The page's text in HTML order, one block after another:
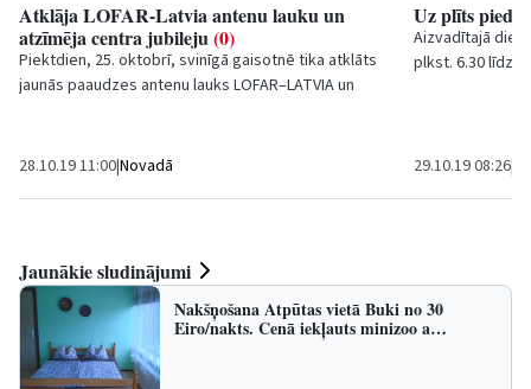
Atklāja LOFAR-Latvia antenu lauku un
atzīmēja centra jubileju(0)
Piektdien, 25. oktobrī, svinīgā gaisotnē tika atklāts
jaunās paaudzes antenu lauks LOFAR–LATVIA un
28.10.19 11:00|Novadā
Uz plīts
Aizvadītajā
plkst. 6.30 līdz
29.10.19 08:26|
Jaunākie sludinājumi
Nakšņošana Atpūtas vietā Buki no 30
Eiro/nakts. Cenā iekļauts minizoo a…